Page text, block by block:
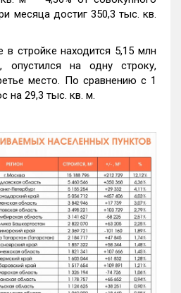
месяца достиг 350,3 тыс. кв.
в стройке находится 5,15 млн
на одну строку,
место. По сравнению с 1
на 29,3 тыс. кв. м.